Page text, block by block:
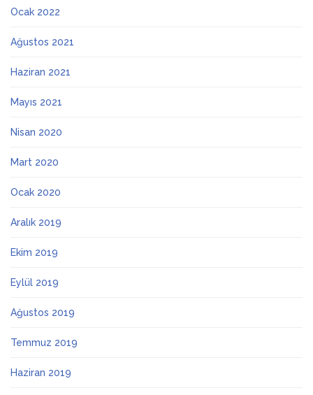
Ocak 2022
Ağustos 2021
Haziran 2021
Mayıs 2021
Nisan 2020
Mart 2020
Ocak 2020
Aralık 2019
Ekim 2019
Eylül 2019
Ağustos 2019
Temmuz 2019
Haziran 2019